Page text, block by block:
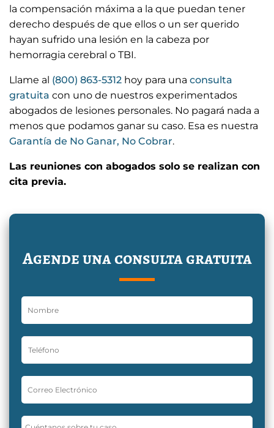
la compensación máxima a la que puedan tener
derecho después de que ellos o un ser querido
hayan sufrido una lesión en la cabeza por
hemorragia cerebral o TBI.
Llame al (800) 863-5312 hoy para una consulta
gratuita con uno de nuestros experimentados
abogados de lesiones personales. No pagará nada a
menos que podamos ganar su caso. Esa es nuestra
Garantía de No Ganar, No Cobrar.
Las reuniones con abogados solo se realizan con
cita previa.
Agende una consulta gratuita